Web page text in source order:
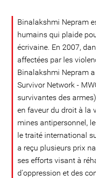
Binalakshmi Nepram
humains qui plaide
écrivaine. En 2007,
affectées par les
Binalakshmi Nepram
Survivor Network -
survivantes des
en faveur du droit à la
mines antipersonnel,
le traité international
a reçu plusieurs prix
ses efforts visant à
d'oppression et des